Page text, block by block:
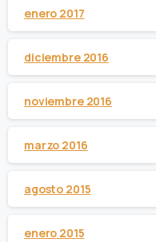
enero 2017
diciembre 2016
noviembre 2016
marzo 2016
agosto 2015
enero 2015